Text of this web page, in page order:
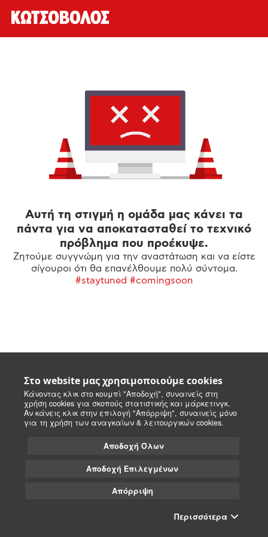
Στο website μας χρησιμοποιούμε cookies
Κάνοντας κλικ στο κουμπί "Αποδοχή", συναινείς στη
χρήση cookies για σκοπούς στατιστικής και μάρκετινγκ.
Αν κάνεις κλικ στην επιλογή "Απόρριψη", συναινείς μόνο
για τη χρήση των αναγκαίων & λειτουργικών cookies.
Αποδοχή Όλων
Αποδοχή Επιλεγμένων
Απόρριψη
Περισσότερα
Αυτή τη στιγμή η ομάδα μας κάνει τα
πάντα για να αποκατασταθεί το τεχνικό
πρόβλημα που προέκυψε.
Ζητούμε συγγνώμη για την αναστάτωση και να είστε
σίγουροι ότι θα επανέλθουμε πολύ σύντομα.
#staytuned #comingsoon